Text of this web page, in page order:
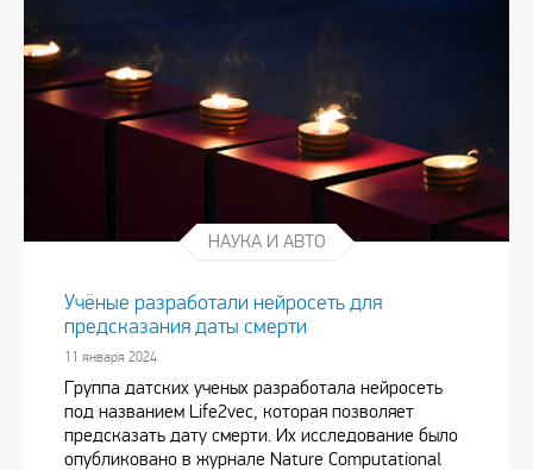
НАУКА И АВТО
Учёные разработали нейросеть для
предсказания даты смерти
11 января 2024
Группа датских ученых разработала нейросеть
под названием Life2vec, которая позволяет
предсказать дату смерти. Их исследование было
опубликовано в журнале Nature Computational